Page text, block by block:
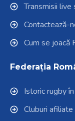
Transmisii live
Contactează-
Cum se joacă
Federația
Istoric rugby
Cluburi afiliate